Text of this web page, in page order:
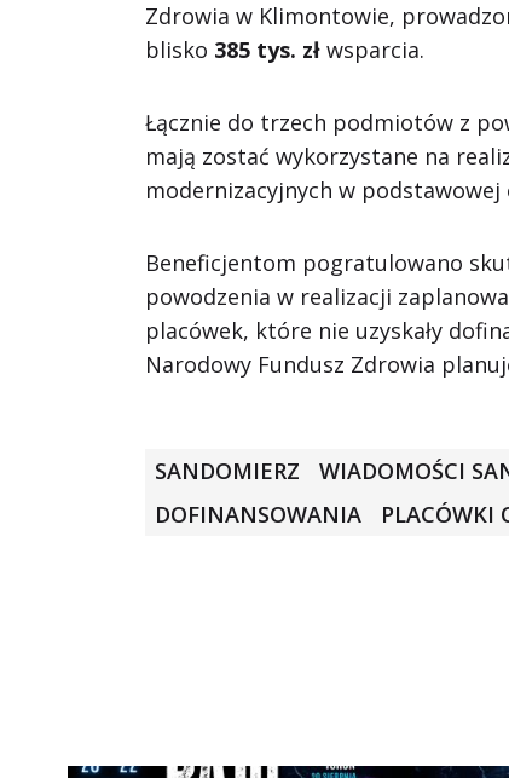
Zdrowia w Klimontowie,
blisko 385 tys. zł wsparcia.
Łącznie do trzech podmiotów z
mają zostać wykorzystane na
modernizacyjnych w
Beneficjentom pogratulowano
powodzenia w realizacji
placówek, które nie uzyskały
Narodowy Fundusz Zdrowia
SANDOMIERZ WIADOMOŚCI
DOFINANSOWANIA
PLACÓWKI